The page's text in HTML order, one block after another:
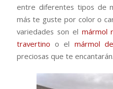
entre diferentes tipos de
más te guste por color o
variedades son el mármol
travertino o el mármol
preciosas que te encantarán.